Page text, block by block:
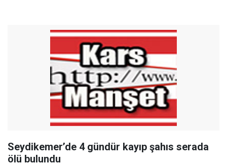
Seydikemer’de 4 gündür kayıp şahıs serada
ölü bulundu